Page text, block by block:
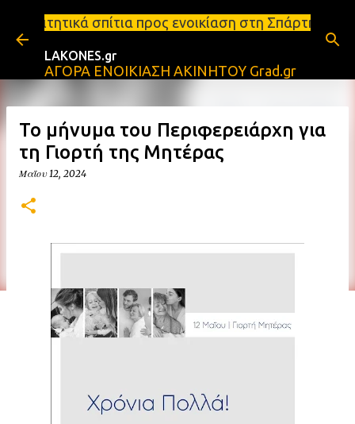
Μετάβαση στο κύριο περιεχόμενο
προς ενοικίαση στη Σπάρτη Ενοικιάσεις
LAKONES.gr
ΑΓΟΡΑ ΕΝΟΙΚΙΑΣΗ ΑΚΙΝΗΤΟΥ Grad.gr
Το μήνυμα του Περιφερειάρχη για
τη Γιορτή της Μητέρας
Μαΐου 12, 2024